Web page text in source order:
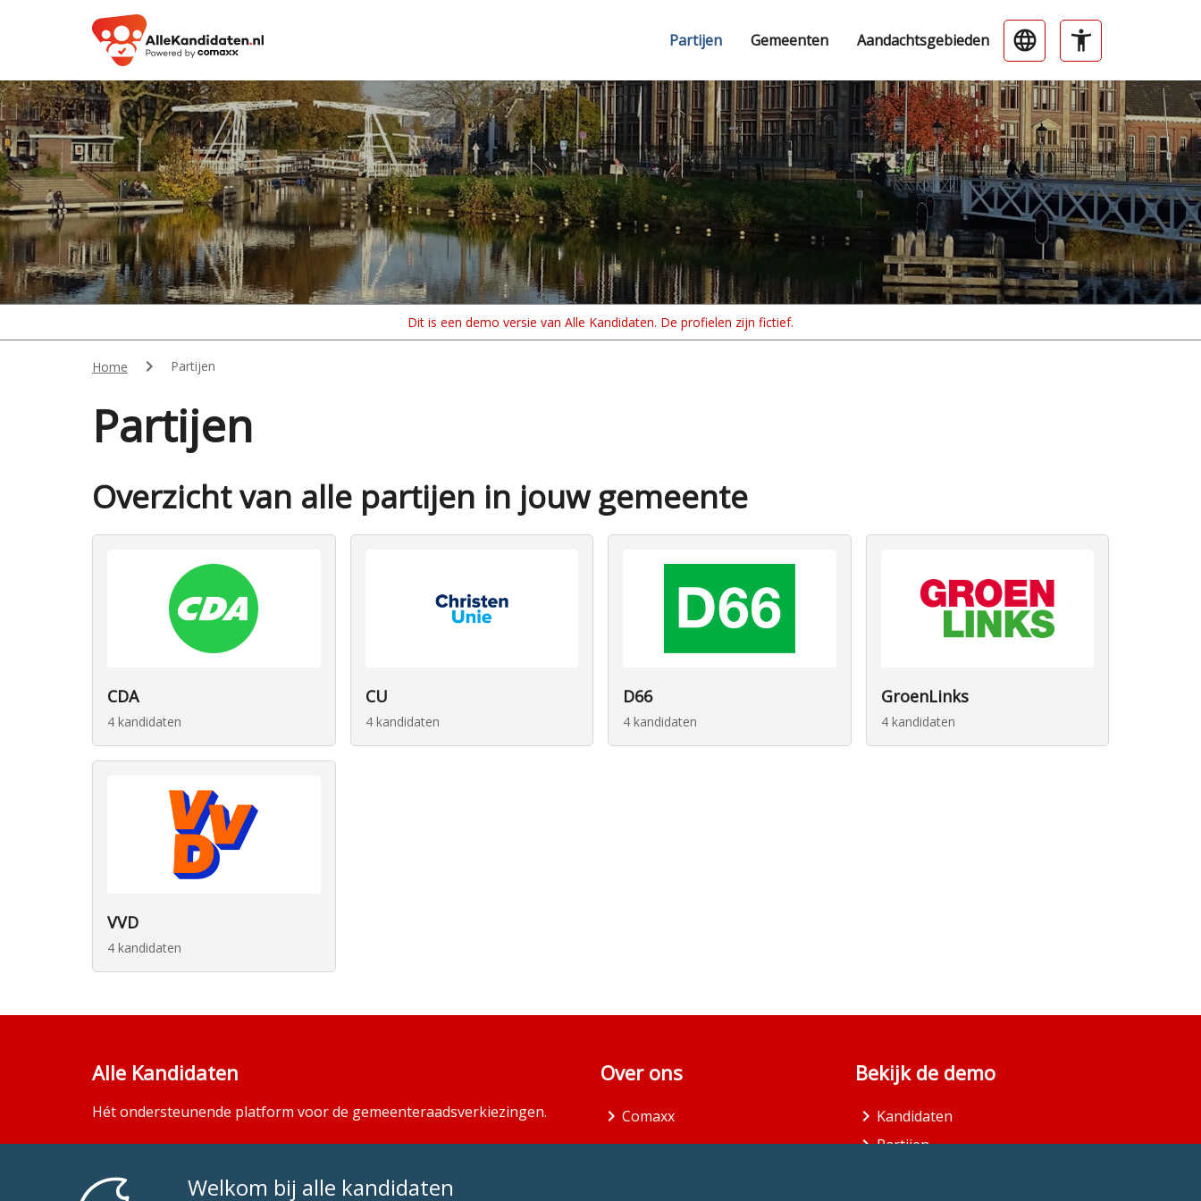
Partijen Gemeenten Aandachtsgebieden
Home  Partijen
Partijen
Overzicht van alle partijen in jouw gemeente
CDA
4 kandidaten
CU
4 kandidaten
D66
4 kandidaten
GroenLinks
4 kandidaten
VVD
4 kandidaten
Welkom bij alle kandidaten
Over ons
Comaxx
Bekijk de demo
Kandidaten
Partijen
Alle Kandidaten
Hét ondersteunende platform voor de gemeenteraadsverkiezingen.